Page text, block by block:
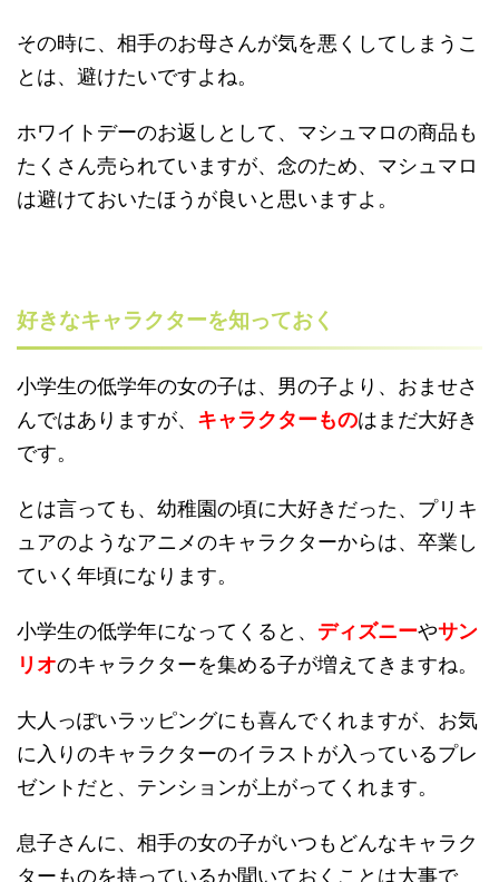
その時に、相手のお母さんが気を悪くしてしまうこ
とは、避けたいですよね。
ホワイトデーのお返しとして、マシュマロの商品も
たくさん売られていますが、念のため、マシュマロ
は避けておいたほうが良いと思いますよ。
好きなキャラクターを知っておく
小学生の低学年の女の子は、男の子より、おませさ
んではありますが、 キャラクターものはまだ大好き
です。
とは言っても、幼稚園の頃に大好きだった、プリキ
ュアのようなアニメのキャラクターからは、卒業し
ていく年頃になります。
小学生の低学年になってくると、 ディズニーやサン
リオのキャラクターを集める子が増えてきますね。
大人っぽいラッピングにも喜んでくれますが、お気
に入りのキャラクターのイラストが入っているプレ
ゼントだと、テンションが上がってくれます。
息子さんに、相手の女の子がいつもどんなキャラク
ターものを持っているか聞いておくことは大事で